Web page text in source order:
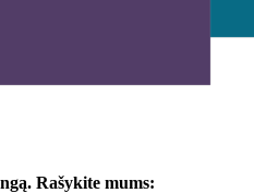
Rašykite mums: